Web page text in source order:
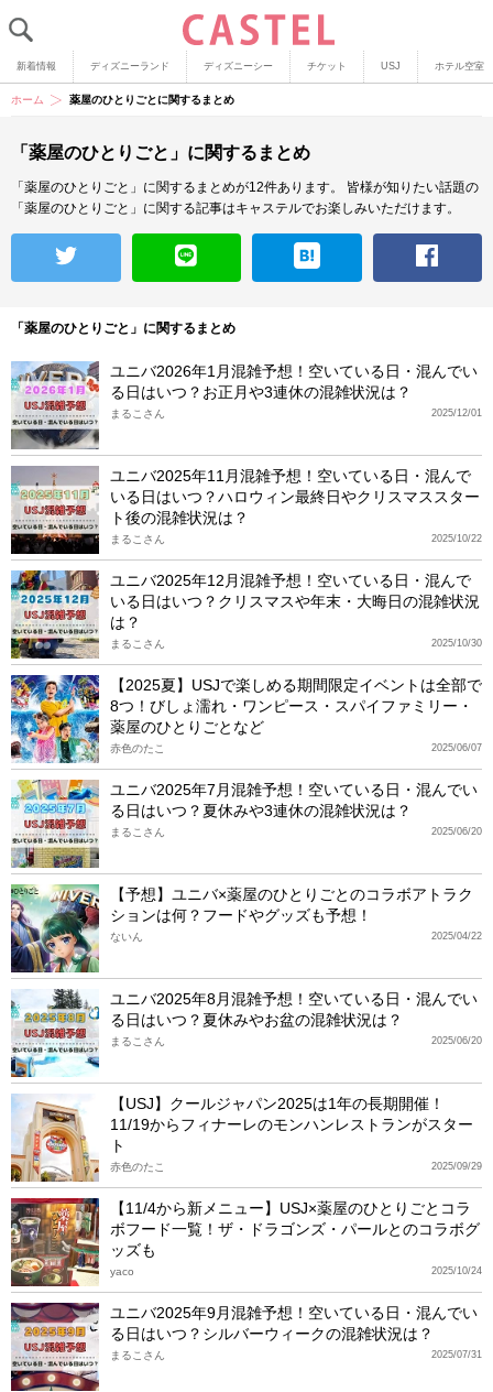
新着情報 ディズニーランド ディズニーシー チケット USJ ホテル空室
ホーム 薬屋のひとりごとに関するまとめ
「薬屋のひとりごと」に関するまとめ
「薬屋のひとりごと」に関するまとめが12件あります。
皆様が知りたい話題の
「薬屋のひとりごと」に関する記事はキャステルでお楽しみいただけます。
「薬屋のひとりごと」に関するまとめ
ユニバ2026年1月混雑予想！空いている日・混んでい
る日はいつ？お正月や3連休の混雑状況は？
2025/12/01
まるこさん
ユニバ2025年11月混雑予想！空いている日・混んで
いる日はいつ？ハロウィン最終日やクリスマススター
ト後の混雑状況は？
2025/10/22
まるこさん
ユニバ2025年12月混雑予想！空いている日・混んで
いる日はいつ？クリスマスや年末・大晦日の混雑状況
は？
2025/10/30
まるこさん
【2025夏】USJで楽しめる期間限定イベントは全部で
8つ！びしょ濡れ・ワンピース・スパイファミリー・
薬屋のひとりごとなど
2025/06/07
赤色のたこ
ユニバ2025年7月混雑予想！空いている日・混んでい
る日はいつ？夏休みや3連休の混雑状況は？
2025/06/20
まるこさん
【予想】ユニバ×薬屋のひとりごとのコラボアトラク
ションは何？フードやグッズも予想！
2025/04/22
ないん
ユニバ2025年8月混雑予想！空いている日・混んでい
る日はいつ？夏休みやお盆の混雑状況は？
2025/06/20
まるこさん
【USJ】クールジャパン2025は1年の長期開催！
11/19からフィナーレのモンハンレストランがスター
ト
2025/09/29
赤色のたこ
【11/4から新メニュー】USJ×薬屋のひとりごとコラ
ボフード一覧！ザ・ドラゴンズ・パールとのコラボグ
ッズも
2025/10/24
yaco
ユニバ2025年9月混雑予想！空いている日・混んでい
る日はいつ？シルバーウィークの混雑状況は？
2025/07/31
まるこさん